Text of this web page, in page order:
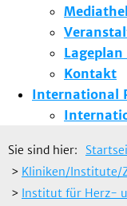
Kontakt
International
Sie sind hier:
> Kliniken/Institute/
> Institut für Herz-